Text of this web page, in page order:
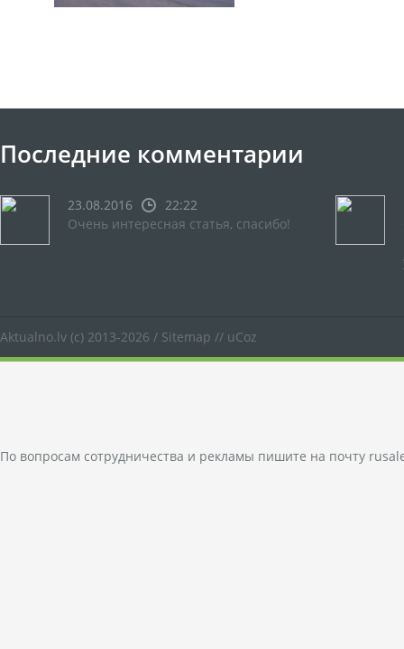
Последние комментарии
23.08.2016
22:22
Очень интересная статья, спасибо!
Aktualno.lv (c) 2013-2026 / Sitemap // uCoz
По вопросам сотрудничества и рекламы пишите на почту